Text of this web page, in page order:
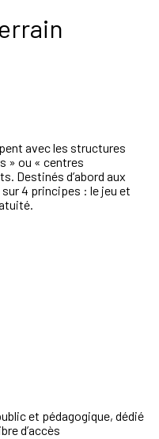
avec les structures
» ou « centres
Destinés d’abord aux
4 principes : le jeu et
et pédagogique, dédié
d’accès